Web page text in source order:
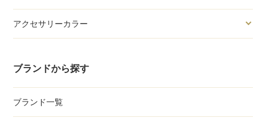
アクセサリーカラー
ブランドから探す
ブランド一覧